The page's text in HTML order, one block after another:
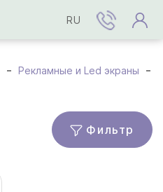
RU
Рекламные и Led экраны
Фильтр